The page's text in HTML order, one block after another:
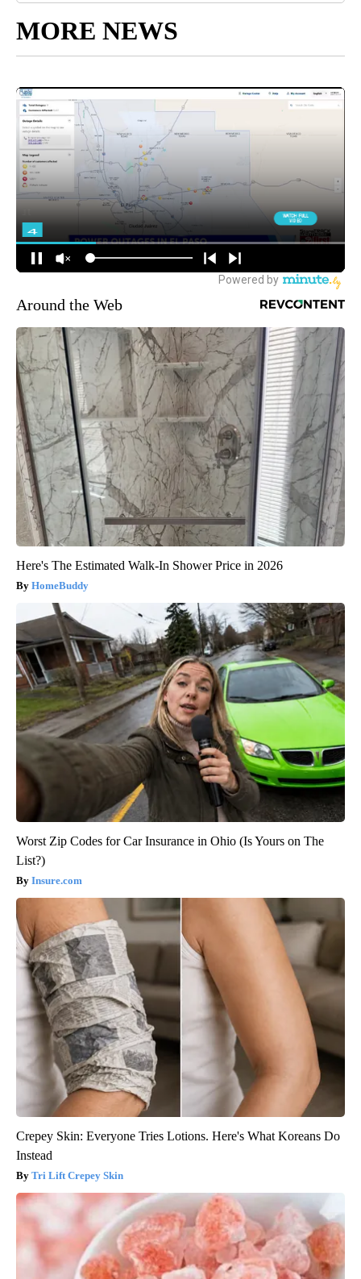
MORE NEWS
Around the Web
Here's The Estimated Walk-In Shower Price in 2026
HomeBuddy
Worst Zip Codes for Car Insurance in Ohio (Is Yours on The
List?)
Insure.com
Crepey Skin: Everyone Tries Lotions. Here's What Koreans Do
Instead
Tri Lift Crepey Skin